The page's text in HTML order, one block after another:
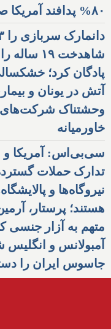
۸۰% پدافند آمریکا صرف ایران شده
شاهدخت ۱۹
پادگان کرد؛
آتش در یونان و
وحشتناک شرکت‌های
خاورمیانه
سی‌بی‌اس: آمریکا و
تدارک حملات
نیروگاه‌ها و
هستند؛ پرستار،
متهم به آزار جنسی
آمبولانس و انگلیس
جاسوس ایران را